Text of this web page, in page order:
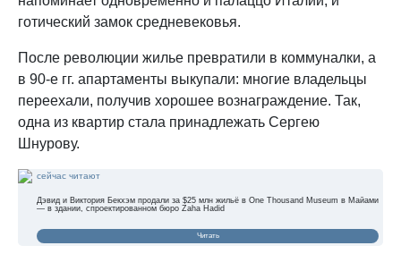
готический замок средневековья.
После революции жилье превратили в коммуналки, а
в 90-е гг. апартаменты выкупали: многие владельцы
переехали, получив хорошее вознаграждение. Так,
одна из квартир стала принадлежать Сергею
Шнурову.
сейчас читают
Дэвид и Виктория Бекхэм продали за $25 млн жильё в One Thousand Museum в Майами
— в здании, спроектированном бюро Zaha Hadid
Читать